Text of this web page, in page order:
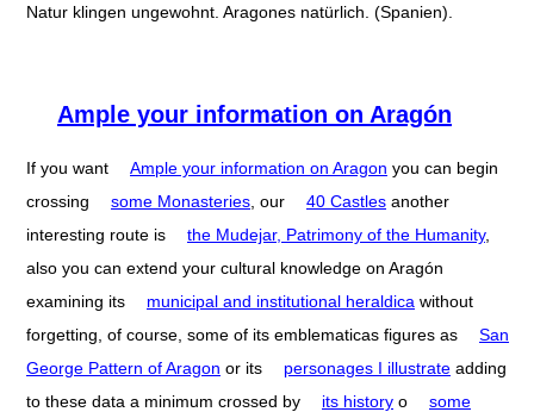
Natur klingen ungewohnt. Aragones natürlich. (Spanien).
Ample your information on Aragón
If you want Ample your information on Aragon you can begin
crossing
some Monasteries , our 40 Castles another
interesting route is
the Mudejar, Patrimony of the Humanity,
also you can extend your cultural knowledge on Aragón
examining its
municipal and institutional heraldica without
forgetting, of course, some of its emblematicas figures as
San
George Pattern of Aragon or its personages I illustrate adding
to these data a minimum crossed by
its history o
some